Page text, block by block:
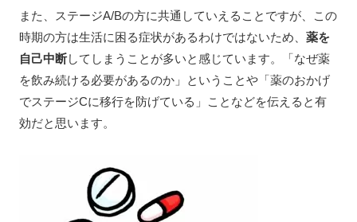
また、ステージA/Bの方に共通していえることですが、この
時期の方は生活に困る症状があるわけではないため、 薬を
自己中断してしまうことが多いと感じています。「なぜ薬
を飲み続ける必要があるのか」ということや「薬のおかげ
でステージCに移行を防げている」ことなどを伝えると有
効だと思います。